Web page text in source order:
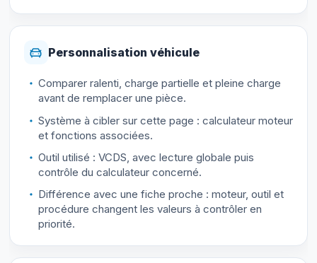
Personnalisation véhicule
Comparer ralenti, charge partielle et pleine charge
avant de remplacer une pièce.
Système à cibler sur cette page : calculateur moteur
et fonctions associées.
Outil utilisé : VCDS, avec lecture globale puis
contrôle du calculateur concerné.
Différence avec une fiche proche : moteur, outil et
procédure changent les valeurs à contrôler en
priorité.